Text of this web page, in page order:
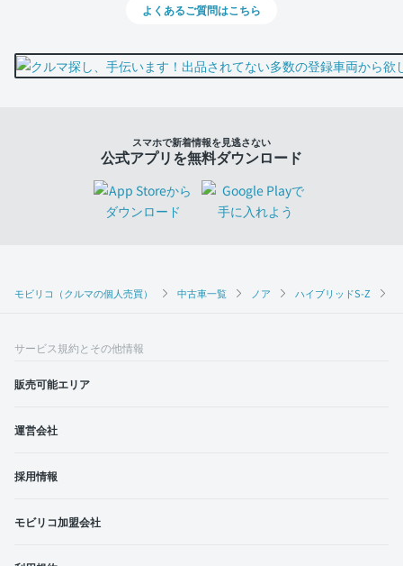
モビリコ（クルマの個人売買） 中古車一覧 ノア ハイブリッドS-Z
よくあるご質問はこちら
スマホで新着情報を見逃さない
公式アプリを無料ダウンロード
サービス規約とその他情報
販売可能エリア
運営会社
採用情報
モビリコ加盟会社